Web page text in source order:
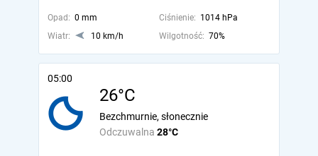
Opad: 0 mm Ciśnienie: 1014 hPa
Wiatr:
10 km/h Wilgotność: 70%
05:00
26°C
Odczuwalna 28°C
Bezchmurnie, słonecznie